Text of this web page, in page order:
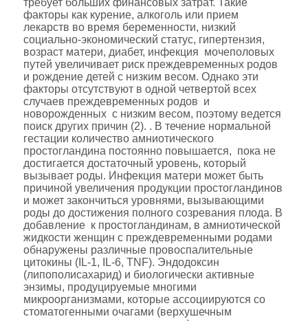
требует больших финансовых затрат. Такие
факторы как курение, алкоголь или прием
лекарств во время беременности, низкий
социально-экономический статус, гипертензия,
возраст матери, диабет, инфекция мочеполовых
путей увеличивает риск преждевременных родов
и рождение детей с низким весом. Однако эти
факторы отсутствуют в одной четвертой всех
случаев преждевременных родов и
новорожденных с низким весом, поэтому ведется
поиск других причин (2). . В течение нормальной
гестации количество амниотического
простогландина постоянно повышается, пока не
достигается достаточный уровень, который
вызывает роды. Инфекция матери может быть
причиной увеличения продукции простогландинов
и может закончиться уровнями, вызывающими
роды до достижения полного созревания плода. В
добавление к простогландинам, в амниотической
жидкости женщин с преждевременными родами
обнаружены различные провоспалительные
цитокины (IL-1, IL-6, TNF). Эндодоксин
(липополисахарид) и биологически активные
энзимы, продуцируемые многими
микроорганизмами, которые ассоциируются со
стоматогенными очагами (верхушечным